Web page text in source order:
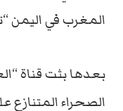
المغرب في اليمن
بعدها بثت قناة
الصحراء